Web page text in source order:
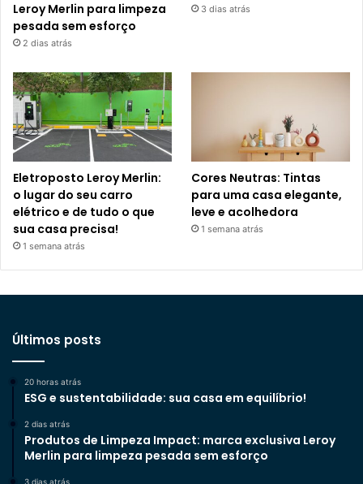
Leroy Merlin para limpeza
pesada sem esforço
2 dias atrás
3 dias atrás
Eletroposto Leroy Merlin:
o lugar do seu carro
elétrico e de tudo o que
sua casa precisa!
1 semana atrás
Cores Neutras: Tintas
para uma casa elegante,
leve e acolhedora
1 semana atrás
Últimos posts
20 horas atrás
ESG e sustentabilidade: sua casa em equilíbrio!
2 dias atrás
Produtos de Limpeza Impact: marca exclusiva Leroy
Merlin para limpeza pesada sem esforço
3 dias atrás